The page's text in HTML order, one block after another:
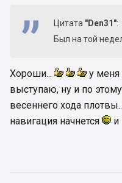
Цитата "Den31":
Был на той
Хороши...
у
выступаю, ну и по
весеннего хода
навигация начнется
и